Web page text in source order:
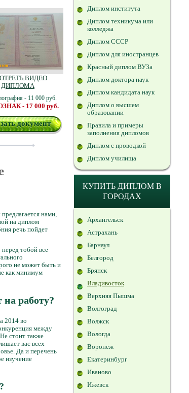
ВИДЕО
ДИПЛОМА
- 11 000 руб.
- 17 000 руб.
документ
нами,
на диплом
речь пойдет
тобой все
не может быть и
как минимум
работу?
2014 во
между
стоит также
вас всех
Да и перечень
изучение
Диплом института
Диплом техникума или
колледжа
Диплом СССР
Диплом для иностранцев
Красный диплом ВУЗа
Диплом доктора наук
Диплом кандидата наук
Диплом о высшем
образовании
Правила и примеры
заполнения дипломов
Диплом с проводкой
Диплом училища
КУПИТЬ ДИПЛОМ В
ГОРОДАХ
Архангельск
Астрахань
Барнаул
Белгород
Брянск
Владивосток
Верхняя Пышма
Волгоград
Волжск
Вологда
Воронеж
Екатеринбург
Иваново
Ижевск